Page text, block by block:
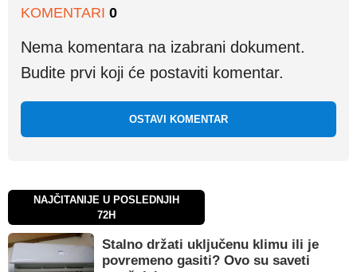
KOMENTARI 0
Nema komentara na izabrani dokument.
Budite prvi koji će postaviti komentar.
OSTAVI KOMENTAR
NAJČITANIJE U POSLEDNJIH
72H
Stalno držati uključenu klimu ili je
povremeno gasiti? Ovo su saveti